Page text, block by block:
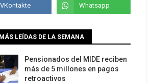
LEÍDAS DE LA SEMANA
Pensionados del MIDE reciben
más de 5 millones en pagos
retroactivos